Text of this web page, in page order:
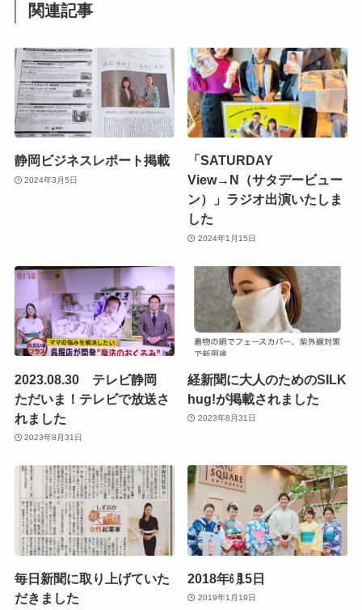
関連記事
静岡ビジネスレポート掲載
2024年3月5日
「SATURDAY
View→N（サタデービュー
ン）」ラジオ出演いたしま
した
2024年1月15日
2023.08.30 テレビ静岡
ただいま！テレビで放送さ
れました
2023年8月31日
経新聞に大人のためのSILK
hug!が掲載されました
2023年8月31日
毎日新聞に取り上げていた
だきました
2018年㋅15日
2019年1月19日